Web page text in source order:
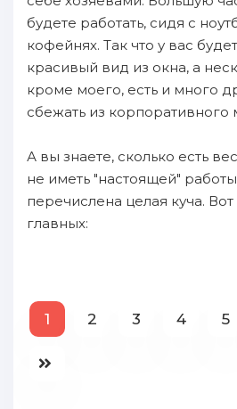
будете работать, сидя с
кофейнях. Так что у вас
красивый вид из окна, а
кроме моего, есть и много
сбежать из корпоративного
А вы знаете, сколько есть
не иметь "настоящей"
перечислена целая куча.
главных:
1 2 3 4 5